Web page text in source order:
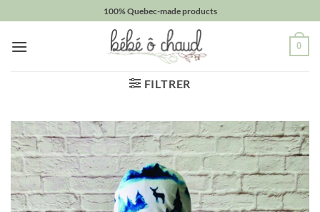
au
contenu
100% Quebec-made products
0
FILTRER